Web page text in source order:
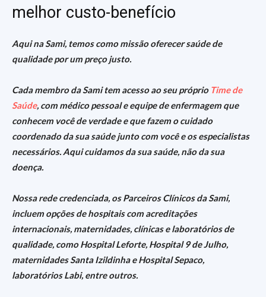
melhor custo-benefício
Aqui na Sami, temos como missão oferecer saúde de
qualidade por um preço justo.
Cada membro da Sami tem acesso ao seu próprio Time de
Saúde, com médico pessoal e equipe de enfermagem que
conhecem você de verdade e que fazem o cuidado
coordenado da sua saúde junto com você e os especialistas
necessários. Aqui cuidamos da sua saúde, não da sua
doença.
Nossa rede credenciada, os Parceiros Clínicos da Sami,
incluem opções de hospitais com acreditações
internacionais, maternidades, clínicas e laboratórios de
qualidade, como Hospital Leforte, Hospital 9 de Julho,
maternidades Santa Izildinha e Hospital Sepaco,
laboratórios Labi, entre outros.